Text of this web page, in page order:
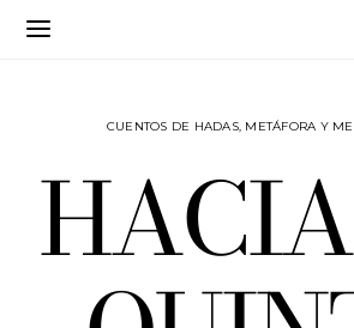
CUENTOS DE HADAS, METÁFORA Y